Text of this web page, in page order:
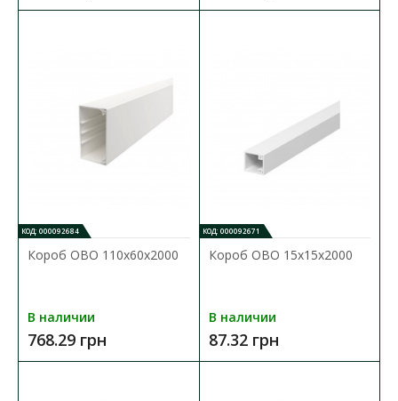
Короб АСКО напольный с клеевым слоем
Пластиковый напольный короб АСКО предназначен для
прокладки электрических сетей внутри помещения на ..
КОД: 000092684
Короб OBO 110x60x2000
В наличии
768.29 грн
КОД: 000092671
Короб OBO 15x15x2000
В наличии
87.32 грн